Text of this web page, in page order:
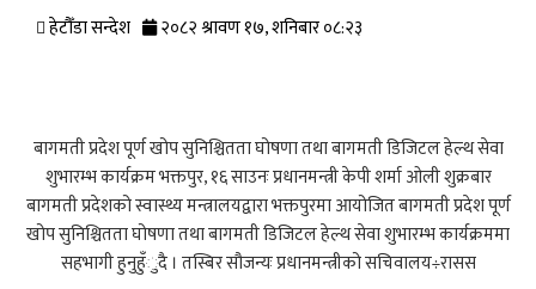
हेटौँडा सन्देश २०८२ श्रावण १७, शनिबार ०८:२३
बागमती प्रदेश पूर्ण खोप सुनिश्चितता घोषणा तथा बागमती डिजिटल हेल्थ सेवा
शुभारम्भ कार्यक्रम भक्तपुर, १६ साउनः प्रधानमन्त्री केपी शर्मा ओली शुक्रबार
बागमती प्रदेशको स्वास्थ्य मन्त्रालयद्वारा भक्तपुरमा आयोजित बागमती प्रदेश पूर्ण
खोप सुनिश्चितता घोषणा तथा बागमती डिजिटल हेल्थ सेवा शुभारम्भ कार्यक्रममा
सहभागी हुनुहुँुदै । तस्बिर सौजन्यः प्रधानमन्त्रीको सचिवालय÷रासस